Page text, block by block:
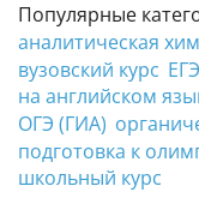
Популярные
аналитическая
вузовский курс ЕГЭ
на английском
ОГЭ (ГИА)
подготовка к
школьный курс